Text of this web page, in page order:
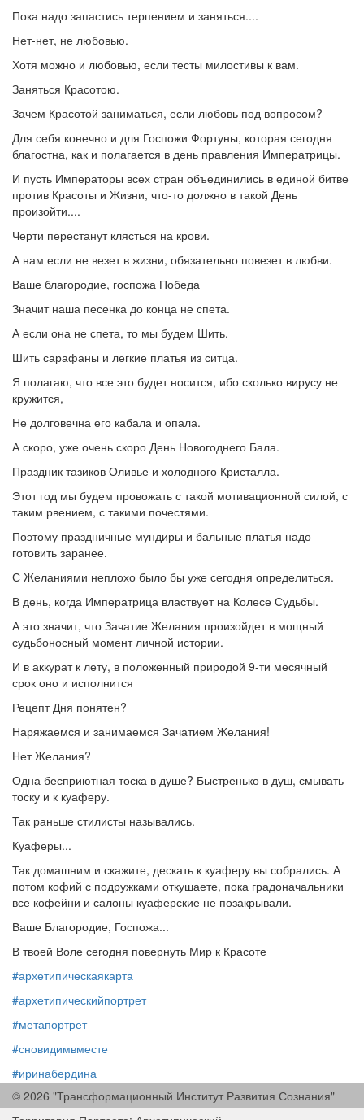
Пока надо запастись терпением и заняться....
Нет-нет, не любовью.
Хотя можно и любовью, если тесты милостивы к вам.
Заняться Красотою.
Зачем Красотой заниматься, если любовь под вопросом?
Для себя конечно и для Госпожи Фортуны, которая сегодня
благостна, как и полагается в день правления Императрицы.
И пусть Императоры всех стран объединились в единой битве
против Красоты и Жизни, что-то должно в такой День
произойти....
Черти перестанут клясться на крови.
А нам если не везет в жизни, обязательно повезет в любви.
Ваше благородие, госпожа Победа
Значит наша песенка до конца не спета.
А если она не спета, то мы будем Шить.
Шить сарафаны и легкие платья из ситца.
Я полагаю, что все это будет носится, ибо сколько вирусу не
кружится,
Не долговечна его кабала и опала.
А скоро, уже очень скоро День Новогоднего Бала.
Праздник тазиков Оливье и холодного Кристалла.
Этот год мы будем провожать с такой мотивационной силой, с
таким рвением, с такими почестями.
Поэтому праздничные мундиры и бальные платья надо
готовить заранее.
С Желаниями неплохо было бы уже сегодня определиться.
В день, когда Императрица властвует на Колесе Судьбы.
А это значит, что Зачатие Желания произойдет в мощный
судьбоносный момент личной истории.
И в аккурат к лету, в положенный природой 9-ти месячный
срок оно и исполнится
Рецепт Дня понятен?
Наряжаемся и занимаемся Зачатием Желания!
Нет Желания?
Одна бесприютная тоска в душе? Быстренько в душ, смывать
тоску и к куаферу.
Так раньше стилисты назывались.
Куаферы...
Так домашним и скажите, дескать к куаферу вы собрались. А
потом кофий с подружками откушаете, пока градоначальники
все кофейни и салоны куаферские не позакрывали.
Ваше Благородие, Госпожа...
В твоей Воле сегодня повернуть Мир к Красоте
#архетипическаякарта
#архетипическийпортрет
#метапортрет
#сновидимвместе
#иринабердина
#iriinaberdina
© 2026 "Трансформационный Институт Развития Сознания"